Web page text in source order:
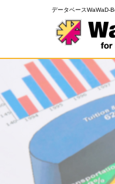
データベースWaWaD-